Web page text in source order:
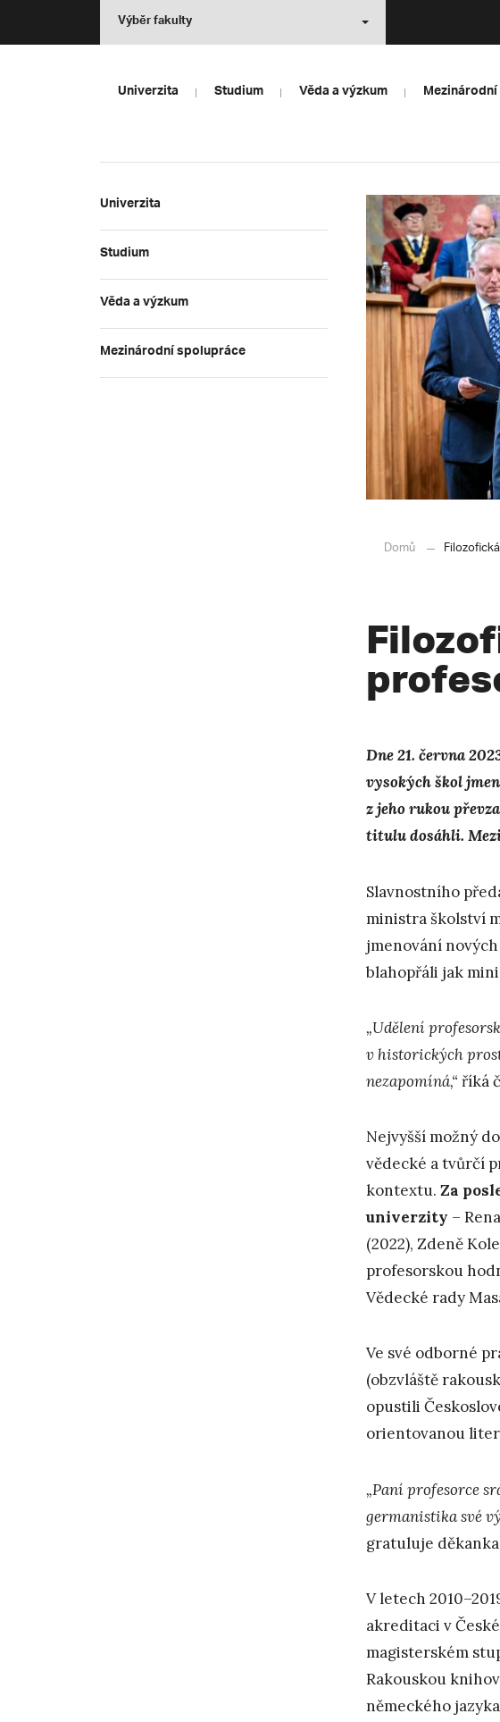
Výběr fakulty
Univerzita Studium Věda a výzkum
Univerzita
Studium
Věda a výzkum
Mezinárodní spolupráce
Domů
Dne 21. června
vysokých škol
z jeho rukou
titulu dosáhli.
Slavnostního
ministra školství
jmenování
blahopřáli jak
„Udělení
v historických
nezapomíná,“ říká
Nejvyšší možný
vědecké a tvůrčí
kontextu. Za
univerzity –
(2022), Zdeně
profesorskou
Vědecké rady
Ve své odborné
(obzvláště
opustili
orientovanou
„Paní profesorce
germanistika své
gratuluje děkanka
V letech
akreditaci v
magisterském
Rakouskou
německého